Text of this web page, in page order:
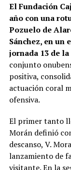
El Fundación
año con una
Pozuelo de
Sánchez, en un
jornada 13 de
conjunto
positiva,
actuación coral
ofensiva.
El primer tanto
Morán definió
descanso, V.
lanzamiento de
visitante. En la